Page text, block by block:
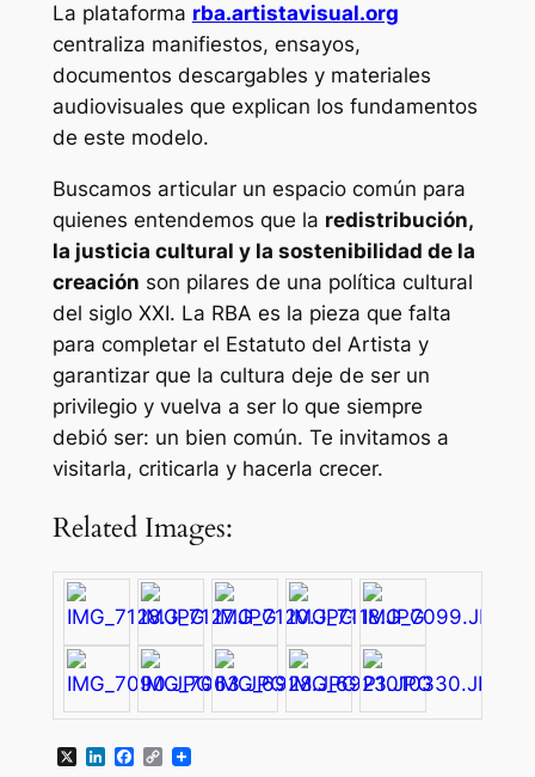
La plataforma rba.artistavisual.org
centraliza manifiestos, ensayos,
documentos descargables y materiales
audiovisuales que explican los fundamentos
de este modelo.
Buscamos articular un espacio común para
quienes entendemos que la redistribución,
la justicia cultural y la sostenibilidad de la
creación son pilares de una política cultural
del siglo XXI. La RBA es la pieza que falta
para completar el Estatuto del Artista y
garantizar que la cultura deje de ser un
privilegio y vuelva a ser lo que siempre
debió ser: un bien común. Te invitamos a
visitarla, criticarla y hacerla crecer.
Related Images:
X LinkedIn
Facebook
Copy